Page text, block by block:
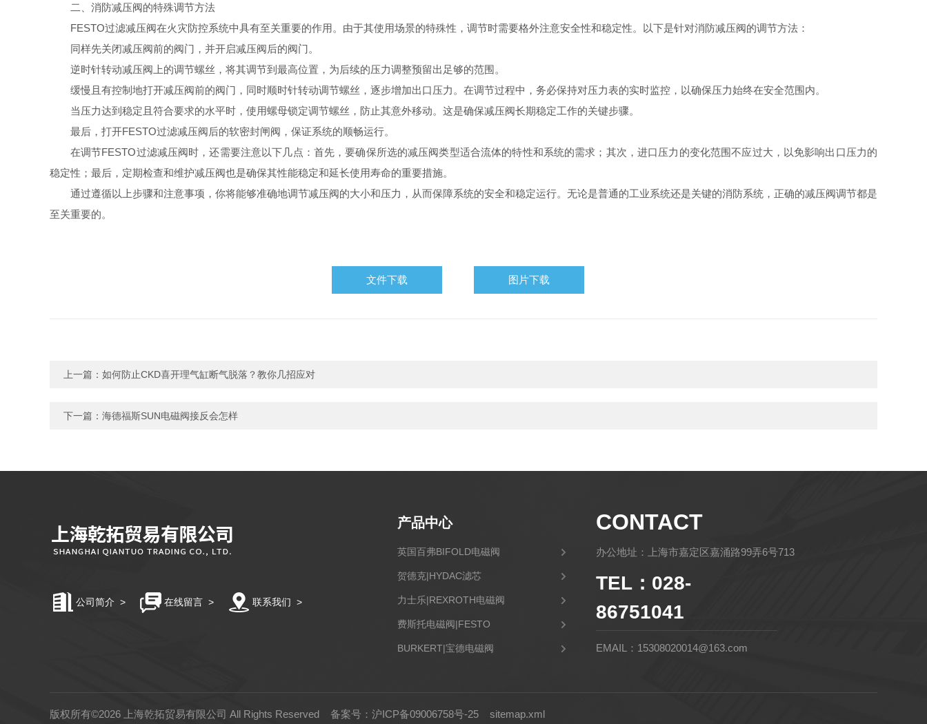
二、消防减压阀的特殊调节方法
FESTO过滤减压阀在火灾防控系统中具有至关重要的作用。由于其使用场景的特殊性，调节时需要格外注意安全性和稳定性。以下是针对消防减压阀的调节方法：
同样先关闭减压阀前的阀门，并开启减压阀后的阀门。
逆时针转动减压阀上的调节螺丝，将其调节到最高位置，为后续的压力调整预留出足够的范围。
缓慢且有控制地打开减压阀前的阀门，同时顺时针转动调节螺丝，逐步增加出口压力。在调节过程中，务必保持对压力表的实时监控，以确保压力始终在安全范围内。
当压力达到稳定且符合要求的水平时，使用螺母锁定调节螺丝，防止其意外移动。这是确保减压阀长期稳定工作的关键步骤。
最后，打开FESTO过滤减压阀后的软密封闸阀，保证系统的顺畅运行。
在调节FESTO过滤减压阀时，还需要注意以下几点：首先，要确保所选的减压阀类型适合流体的特性和系统的需求；其次，进口压力的变化范围不应过大，以免影响出口压力的
稳定性；最后，定期检查和维护减压阀也是确保其性能稳定和延长使用寿命的重要措施。
通过遵循以上步骤和注意事项，你将能够准确地调节减压阀的大小和压力，从而保障系统的安全和稳定运行。无论是普通的工业系统还是关键的消防系统，正确的减压阀调节都是
至关重要的。
文件下载 图片下载
上一篇： 如何防止CKD喜开理气缸断气脱落？教你几招应对
下一篇： 海德福斯SUN电磁阀接反会怎样
公司简介 > 在线留言 > 联系我们 >
产品中心
英国百弗BIFOLD电磁阀
贺德克|HYDAC滤芯
力士乐|REXROTH电磁阀
费斯托电磁阀|FESTO
BURKERT|宝德电磁阀
喜开理|CKD电磁阀
IFM|易福门传感器
CONTACT
办公地址：上海市嘉定区嘉涌路99弄6号713
TEL：028-
86751041
EMAIL：15308020014@163.com
版权所有©2026 上海乾拓贸易有限公司 All Rights Reserved 备案号：沪ICP备09006758号-25 sitemap.xml